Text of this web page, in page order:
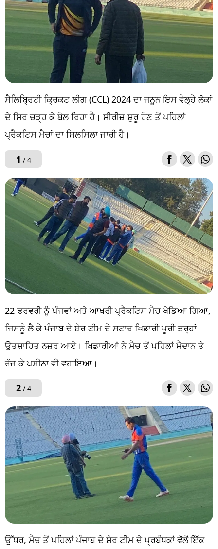
ਸੈਲਿਬ੍ਰਿਟੀ ਕ੍ਰਿਕਟ ਲੀਗ (CCL) 2024 ਦਾ ਜਨੂਨ ਇਸ ਵੇਲ੍ਹੇ ਲੋਕਾਂ
ਦੇ ਸਿਰ ਚੜ੍ਹ ਕੇ ਬੋਲ ਰਿਹਾ ਹੈ। ਸੀਰੀਜ਼ ਸ਼ੁਰੂ ਹੋਣ ਤੋਂ ਪਹਿਲਾਂ
ਪ੍ਰੈਕਟਿਸ ਮੈਚਾਂ ਦਾ ਸਿਲਸਿਲਾ ਜਾਰੀ ਹੈ।
1 / 4
22 ਫਰਵਰੀ ਨੂੰ ਪੰਜਵਾਂ ਅਤੇ ਆਖਰੀ ਪ੍ਰੈਕਟਿਸ ਮੈਚ ਖੇਡਿਆ ਗਿਆ,
ਜਿਸਨੂੰ ਲੈ ਕੇ ਪੰਜਾਬ ਦੇ ਸ਼ੇਰ ਟੀਮ ਦੇ ਸਟਾਰ ਖਿਡਾਰੀ ਪੂਰੀ ਤਰ੍ਹਾਂ
ਉਤਸ਼ਾਹਿਤ ਨਜ਼ਰ ਆਏ। ਖਿਡਾਰੀਆਂ ਨੇ ਮੈਚ ਤੋਂ ਪਹਿਲਾਂ ਮੈਦਾਨ ਤੇ
ਰੱਜ ਕੇ ਪਸੀਨਾ ਵੀ ਵਹਾਇਆ।
2/ 4
ਉੱਧਰ, ਮੈਚ ਤੋਂ ਪਹਿਲਾਂ ਪੰਜਾਬ ਦੇ ਸ਼ੇਰ ਟੀਮ ਦੇ ਪ੍ਰਬੰਧਕਾਂ ਵੱਲੋਂ ਇੱਕ